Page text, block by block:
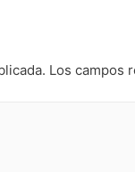
Los campos